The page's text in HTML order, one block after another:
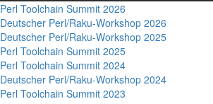
Perl Toolchain Summit 2026
Deutscher Perl/Raku-Workshop 2026
Deutscher Perl/Raku-Workshop 2025
Perl Toolchain Summit 2025
Perl Toolchain Summit 2024
Deutscher Perl/Raku-Workshop 2024
Perl Toolchain Summit 2023